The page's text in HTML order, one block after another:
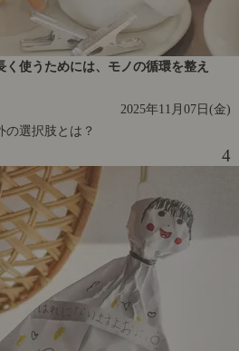
く使うためには、モノの循環を整え
2025年11月07日(金)
の選択肢とは？
4